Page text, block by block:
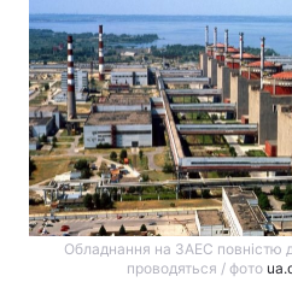
Обладнання на ЗАЕС повністю
проводяться / фото